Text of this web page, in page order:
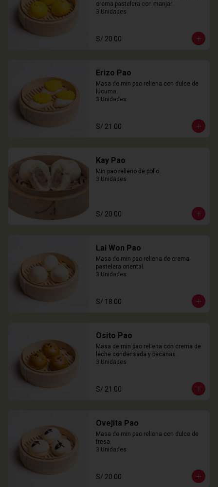
crema pastelera con manjar.
3 Unidades
S/ 20.00
Erizo Pao
Masa de min pao rellena con dulce de
lúcuma.
3 Unidades
S/ 21.00
Kay Pao
Min pao relleno de pollo.
3 Unidades
S/ 20.00
Lai Won Pao
Masa de min pao rellena de crema
pastelera oriental.
3 Unidades
S/ 18.00
Osito Pao
Masa de min pao rellena con crema de
leche condensada y pecanas.
3 Unidades
S/ 21.00
Ovejita Pao
Masa de min pao rellena con dulce de
fresa.
3 Unidades
S/ 20.00